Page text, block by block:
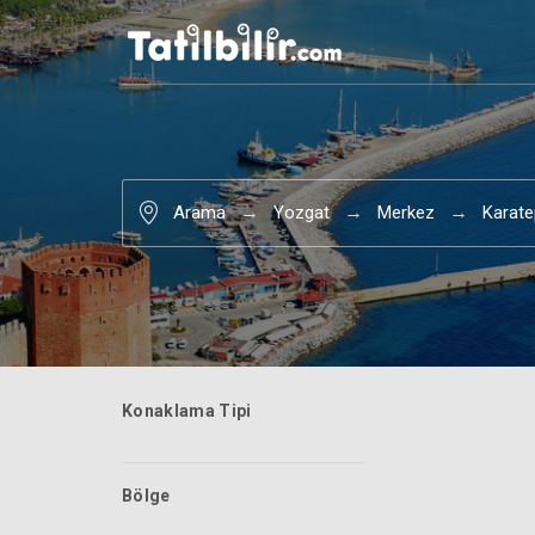
Arama Yozgat Merkez
Konaklama Tipi
Bölge